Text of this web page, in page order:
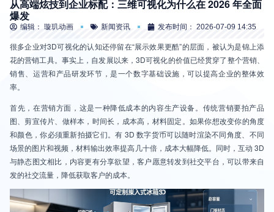
从高端炫技到企业标配：三维可视化为什么在 2026 年全面
爆发
编辑： 璇玑动画 新闻资讯 发布时间： 2026-07-09 14:35
很多企业对3D可视化的认知还停留在“展示效果更酷”的层面，被认为是锦上添
花的营销工具。事实上，自发展以来，3D可视化的价值已经贯穿了整个营销、
销售、运营和产品研发环节，是一个数字基础设施，可以提高企业的整体效
率。
首先，在营销方面，这是一种降低成本的内容生产设备。传统营销要拍产品
图、剪宣传片、做样本，时间长，成本高，材料固定。如果你想改变你的角度
和颜色，你必须重新拍摄它们。有 3D 数字货币可以随时渲染不同角度、不同
场景的图片和视频，材料输出效率提高几十倍，成本大幅降低。同时，互动 3D
与静态图文相比，内容更有分享欲望，客户愿意转发到社交平台，可以带来自
发的社交流量，降低获取客户的成本。